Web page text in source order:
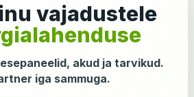
vajadustele
akud ja tarvikud.
iga sammuga.